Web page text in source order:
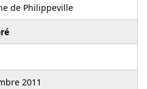
de Philippeville
2011